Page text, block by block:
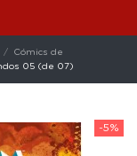
Cómics de
05 (de 07)
-5%